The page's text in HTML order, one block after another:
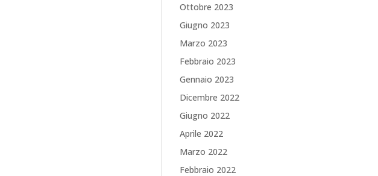
Ottobre 2023
Giugno 2023
Marzo 2023
Febbraio 2023
Gennaio 2023
Dicembre 2022
Giugno 2022
Aprile 2022
Marzo 2022
Febbraio 2022